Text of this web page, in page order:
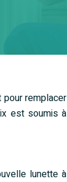
pour remplacer
est soumis à
lunette à